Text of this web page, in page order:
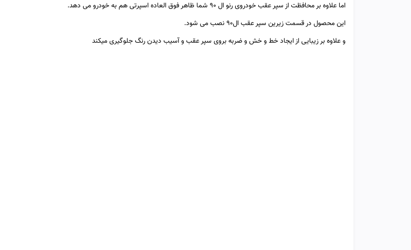
اما علاوه بر محافظت از سپر عقب خودروی رنو ال 90 شما ظاهر فوق العاده اسپرتی هم به خودرو می دهد.
این محصول در قسمت زیرین سپر عقب ال90 نصب می شود.
و علاوه بر زیبایی از ایجاد خط و خش و ضربه بروی سپر عقب و آسیب دیدن رنگ جلوگیری میکند